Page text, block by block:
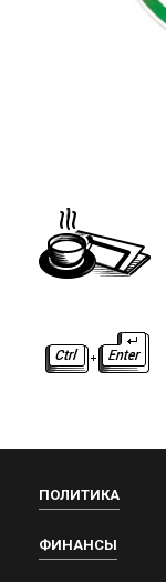
ПОЛИТИКА
ФИНАНСЫ